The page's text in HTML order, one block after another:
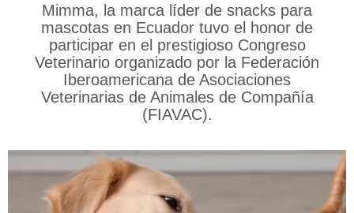
Mimma, la marca líder de snacks para
mascotas en Ecuador tuvo el honor de
participar en el prestigioso Congreso
Veterinario organizado por la Federación
Iberoamericana de Asociaciones
Veterinarias de Animales de Compañía
(FIAVAC).